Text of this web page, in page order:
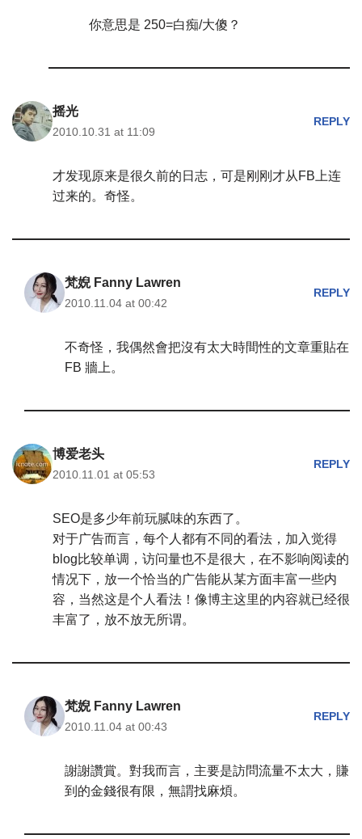
你意思是 250=白痴/大傻？
摇光
2010.10.31 at 11:09
REPLY
才发现原来是很久前的日志，可是刚刚才从FB上连
过来的。奇怪。
梵婗 Fanny Lawren
2010.11.04 at 00:42
REPLY
不奇怪，我偶然會把沒有太大時間性的文章重貼在
FB 牆上。
博爱老头
2010.11.01 at 05:53
REPLY
SEO是多少年前玩腻味的东西了。
对于广告而言，每个人都有不同的看法，加入觉得
blog比较单调，访问量也不是很大，在不影响阅读的
情况下，放一个恰当的广告能从某方面丰富一些内
容，当然这是个人看法！像博主这里的内容就已经很
丰富了，放不放无所谓。
梵婗 Fanny Lawren
2010.11.04 at 00:43
REPLY
謝謝讚賞。對我而言，主要是訪問流量不太大，賺
到的金錢很有限，無謂找麻煩。